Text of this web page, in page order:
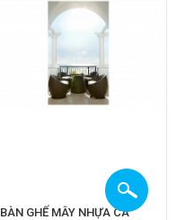
BÀN GHẾ MÂY NHỰA CA